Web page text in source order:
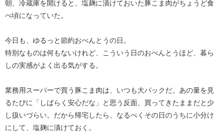
朝、冷蔵庫を開けると、塩麹に漬けておいた豚こま肉がちょうど食
べ頃になっていた。
今日も、ゆるっと節約おべんとうの日。
特別なものは何もないけれど、こういう日のおべんとうほど、暮ら
しの実感がよく出る気がする。
業務用スーパーで買う豚こま肉は、いつも大パックだ。あの量を見
るたびに「しばらく安心だな」と思う反面、買ってきたままだと少
し扱いづらい。だから帰宅したら、なるべくその日のうちに小分け
にして、塩麹に漬けておく。